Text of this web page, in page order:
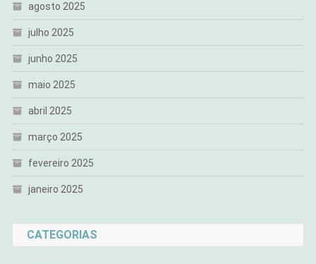
agosto 2025
julho 2025
junho 2025
maio 2025
abril 2025
março 2025
fevereiro 2025
janeiro 2025
CATEGORIAS